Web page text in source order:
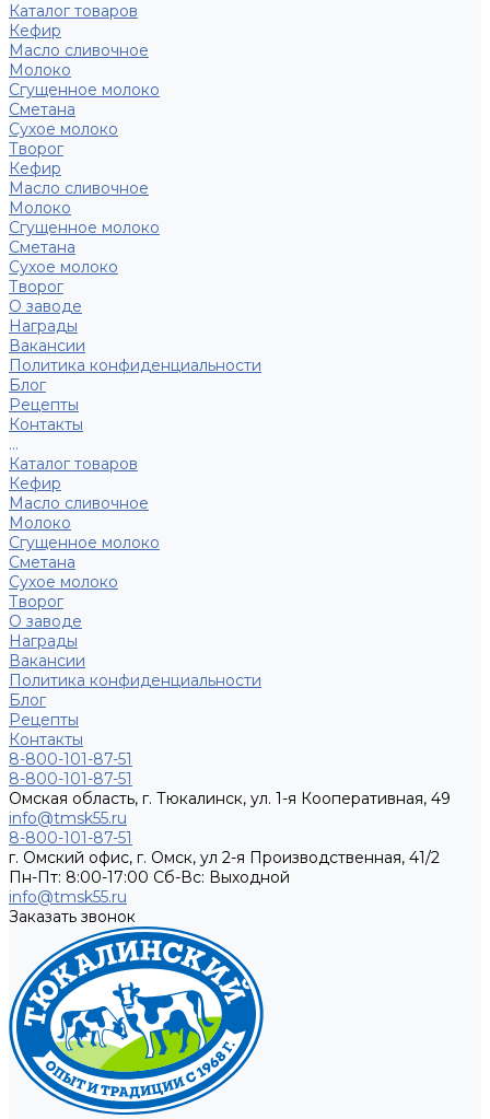
Каталог товаров
Кефир
Масло сливочное
Молоко
Сгущенное молоко
Сметана
Сухое молоко
Творог
Кефир
Масло сливочное
Молоко
Сгущенное молоко
Сметана
Сухое молоко
Творог
О заводе
Награды
Вакансии
Политика конфиденциальности
Блог
Рецепты
Контакты
...
Каталог товаров
Кефир
Масло сливочное
Молоко
Сгущенное молоко
Сметана
Сухое молоко
Творог
О заводе
Награды
Вакансии
Политика конфиденциальности
Блог
Рецепты
Контакты
8-800-101-87-51
8-800-101-87-51
Омская область, г. Тюкалинск, ул. 1-я Кооперативная, 49
info@tmsk55.ru
8-800-101-87-51
г. Омский офис, г. Омск, ул 2-я Производственная, 41/2
Пн-Пт: 8:00-17:00 Cб-Вс: Выходной
info@tmsk55.ru
Заказать звонок